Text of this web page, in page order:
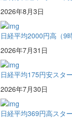
2026年8月3日
日経平均2000円高（9
2026年7月31日
日経平均175円安スタ
2026年7月30日
日経平均369円高スタ